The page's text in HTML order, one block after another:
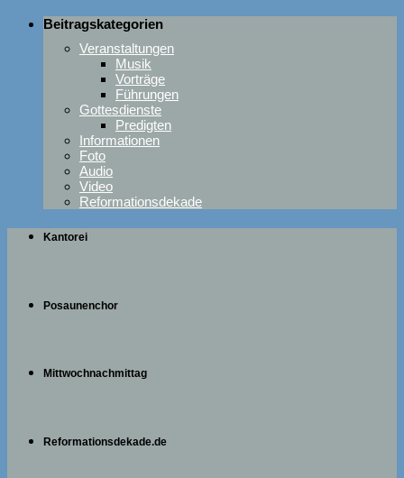
Beitragskategorien
Veranstaltungen
Musik
Vorträge
Führungen
Gottesdienste
Predigten
Informationen
Foto
Audio
Video
Reformationsdekade
Kantorei
Posaunenchor
Mittwochnachmittag
Reformationsdekade.de